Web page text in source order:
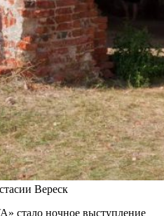
Вереск
стало ночное выступление